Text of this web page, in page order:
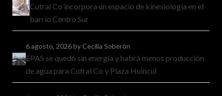
Cutral Co incorpora un espacio de kinesiología en el
barrio Centro Sur
6 agosto, 2026by Cecilia Soberón
EPAS se quedó sin energía y habrá menos producción
de agua para Cutral Co y Plaza Huincul